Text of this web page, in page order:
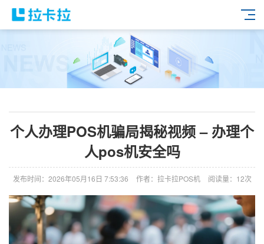
个人办理POS机骗局揭秘视频 – 办理个
人pos机安全吗
发布时间：2026年05月16日 7:53:36 作者：拉卡拉POS机 阅读量：12次